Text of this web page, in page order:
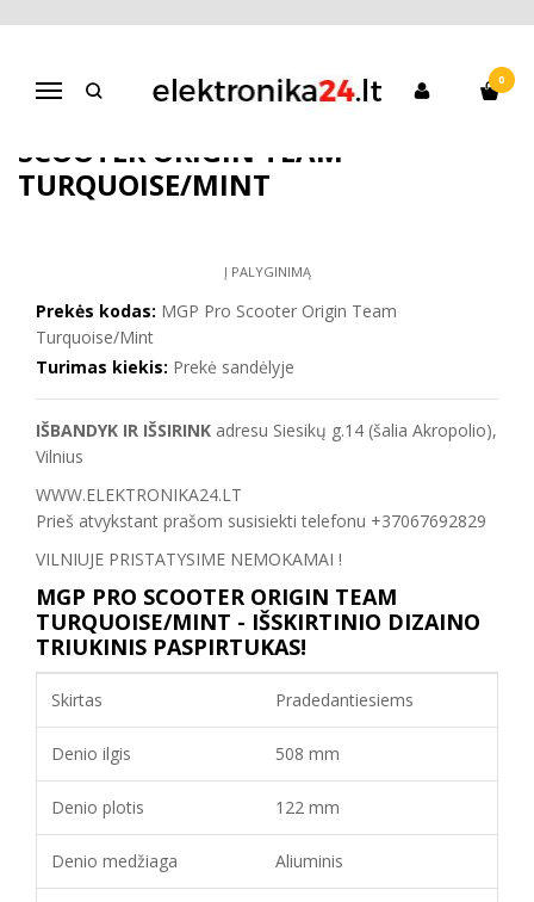
Navigacija
0
Pagrindinis Paspirtukai
Vaikams
TRIUKINIS PASPIRTUKAS MGP PRO
SCOOTER ORIGIN TEAM
TURQUOISE/MINT
Į PALYGINIMĄ
Prekės kodas: MGP Pro Scooter Origin Team
Turquoise/Mint
Turimas kiekis: Prekė sandėlyje
IŠBANDYK IR IŠSIRINK adresu Siesikų g.14 (šalia Akropolio),
Vilnius
WWW.ELEKTRONIKA24.LT
Prieš atvykstant prašom susisiekti telefonu +37067692829
VILNIUJE PRISTATYSIME NEMOKAMAI !
MGP PRO SCOOTER ORIGIN TEAM
TURQUOISE/MINT - IŠSKIRTINIO DIZAINO
TRIUKINIS PASPIRTUKAS!
Skirtas Pradedantiesiems
Denio ilgis 508 mm
Denio plotis 122 mm
Denio medžiaga Aliuminis